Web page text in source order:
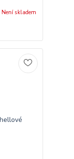
Není skladem